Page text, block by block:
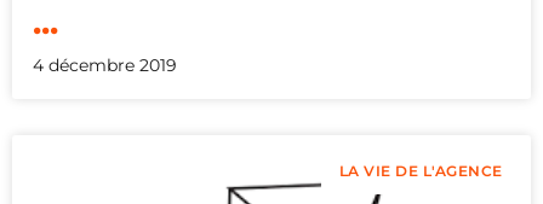
...
4 décembre 2019
LA VIE DE L'AGENCE